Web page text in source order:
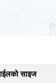
साइज